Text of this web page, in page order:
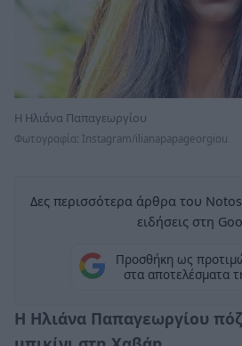
H Ηλιάνα Παπαγεωργίου
Φωτογραφία: Instagram/ilianapapageorgiou
Δες περισσότερα άρθρα του
ειδήσεις στη
Προσθήκη ως
στα αποτελέσματα
Η Ηλιάνα Παπαγεωργίου